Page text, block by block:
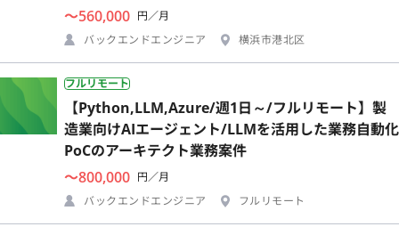
〜560,000 円／月
バックエンドエンジニア
横浜市港北区
フルリモート
【Python,LLM,Azure/週1日～/フルリモート】製
造業向けAIエージェント/LLMを活用した業務自動化
PoCのアーキテクト業務案件
〜800,000 円／月
バックエンドエンジニア
フルリモート